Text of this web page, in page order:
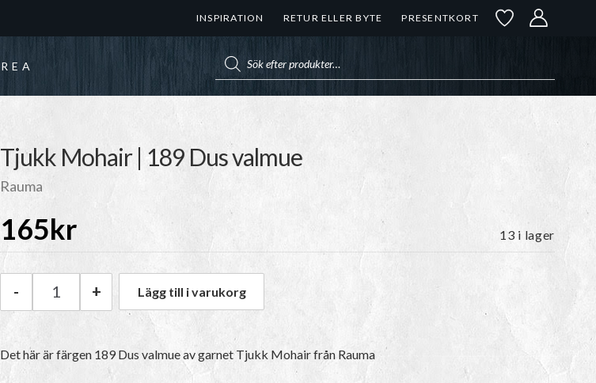
INSPIRATION RETUR ELLER BYTE PRESENTKORT
REA
Tjukk Mohair | 189 Dus valmue
Rauma
165kr 13 i lager
Rauma Tjukk Mohair | 189 Dus valmue mängd
- + Lägg till i varukorg
Det här är färgen 189 Dus valmueav garnetTjukk Mohairfrån Rauma